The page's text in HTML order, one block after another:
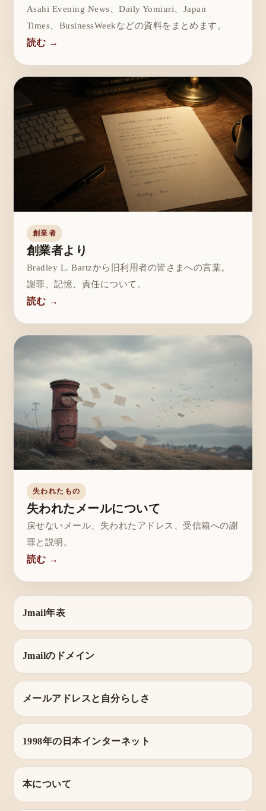
Asahi Evening News、Daily Yomiuri、Japan
Times、BusinessWeekなどの資料をまとめます。
読む →
創業者
創業者より
Bradley L. Bartzから旧利用者の皆さまへの言葉。
謝罪、記憶、責任について。
読む →
失われたもの
失われたメールについて
戻せないメール、失われたアドレス、受信箱への謝
罪と説明。
読む →
Jmail年表
Jmailのドメイン
メールアドレスと自分らしさ
1998年の日本インターネット
本について